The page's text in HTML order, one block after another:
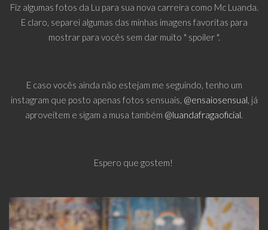
Fiz algumas fotos da Lu para sua nova carreira como Mc Luanda.
E claro, separei algumas das minhas imagens favoritas para
mostrar para vocês sem dar muito " spoiler ".
E caso vocês ainda não estejam me seguindo, tenho um
instagram que posto apenas fotos sensuais, @ensaiosensual, já
aproveitem e sigam a musa também @luandafragaoficial.
Espero que gostem!